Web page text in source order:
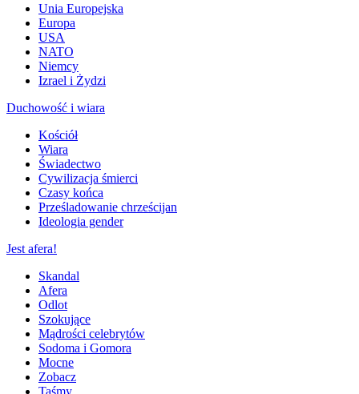
Unia Europejska
Europa
USA
NATO
Niemcy
Izrael i Żydzi
Duchowość i wiara
Kościół
Wiara
Świadectwo
Cywilizacja śmierci
Czasy końca
Prześladowanie chrześcijan
Ideologia gender
Jest afera!
Skandal
Afera
Odlot
Szokujące
Mądrości celebrytów
Sodoma i Gomora
Mocne
Zobacz
Taśmy